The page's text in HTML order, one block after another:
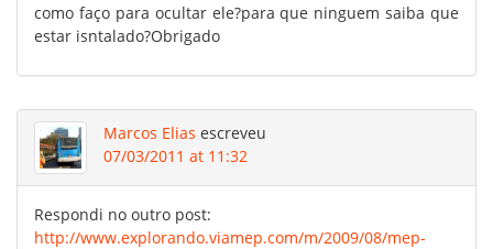
como faço para ocultar ele?para que ninguem saiba que
estar isntalado?Obrigado
Marcos Elias escreveu
07/03/2011 at 11:32
Respondi no outro post:
http://www.explorando.viamep.com/m/2009/08/mep-